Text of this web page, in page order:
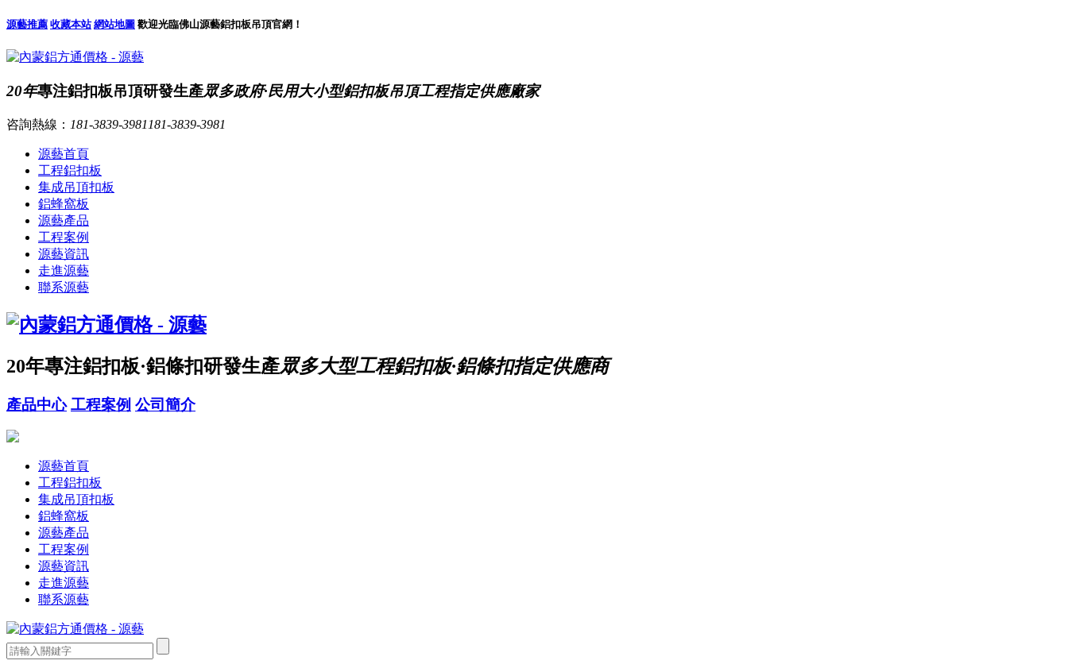
源藝推薦 收藏本站 網站地圖 歡迎光臨佛山源藝鋁扣板吊頂官網！
20年專注鋁扣板吊頂研發生產眾多政府·民用大小型鋁扣板吊頂工程指定供應廠家
咨詢熱線： 181-3839-3981 181-3839-3981
源藝首頁
工程鋁扣板
集成吊頂扣板
鋁蜂窩板
源藝產品
工程案例
源藝資訊
走進源藝
聯系源藝
20年專注鋁扣板·鋁條扣研發生產眾多大型工程鋁扣板·鋁條扣指定供應商
產品中心 工程案例 公司簡介
源藝首頁
工程鋁扣板
集成吊頂扣板
鋁蜂窩板
源藝產品
工程案例
源藝資訊
走進源藝
聯系源藝